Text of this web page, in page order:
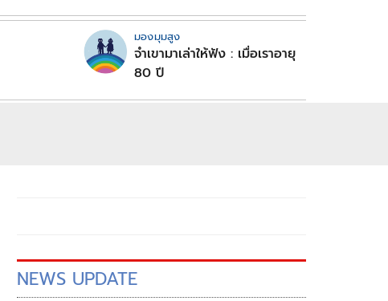
มองมุมสูง
จำเขามาเล่าให้ฟัง : เมื่อเราอายุ
80 ปี
NEWS UPDATE